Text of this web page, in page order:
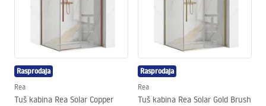
Rasprodaja
Rea
Tuš kabina Rea Solar Copper
Rasprodaja
Rea
Tuš kabina Rea Solar Gold Brush